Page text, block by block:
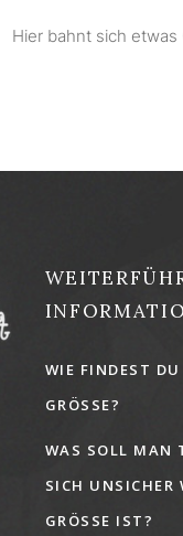
Hier bahnt sich
WIE FINDEST
GRÖSSE?
WAS SOLL MAN
SICH UNSICHER
GRÖSSE IST?